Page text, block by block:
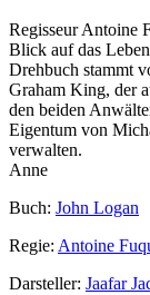
Regisseur Antoine
Blick auf das
Drehbuch stammt
Graham King, der
den beiden
Eigentum von
verwalten.
Anne
Buch: John Logan
Regie: Antoine
Darsteller: Jaafar